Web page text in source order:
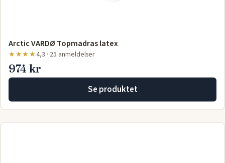
Arctic VARDØ Topmadras latex
★★★★4,3 · 25 anmeldelser
974 kr
Se produktet